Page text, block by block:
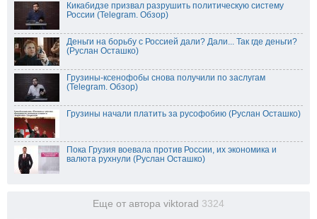
Кикабидзе призвал разрушить политическую систему
России (Telegram. Обзор)
Деньги на борьбу с Россией дали? Дали... Так где деньги?
(Руслан Осташко)
Грузины-ксенофобы снова получили по заслугам
(Telegram. Обзор)
Грузины начали платить за русофобию (Руслан Осташко)
Пока Грузия воевала против России, их экономика и
валюта рухнули (Руслан Осташко)
Еще от автора viktorad 3324